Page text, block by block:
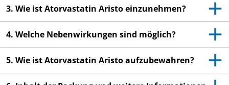
Wenn Sie weitere Fragen haben, wenden Sie sich
an Ihren Arzt, Apotheker oder das medizinische
Fachpersonal.
Dieses Arzneimittel wurde Ihnen persönlich
verschrieben. Geben Sie es nicht an Dritte weiter.
Es kann anderen Menschen schaden, auch wenn
3. Wie ist Atorvastatin Aristo einzunehmen?
4. Welche Nebenwirkungen sind möglich?
5. Wie ist Atorvastatin Aristo aufzubewahren?